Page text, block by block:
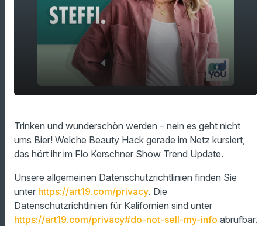
play_arrow
00:00 01:28
Trinken und wunderschön werden – nein es geht nicht
ums Bier! Welche Beauty Hack gerade im Netz kursiert,
das hört ihr im Flo Kerschner Show Trend Update.
Unsere allgemeinen Datenschutzrichtlinien finden Sie
unter https://art19.com/privacy. Die
Datenschutzrichtlinien für Kalifornien sind unter
https://art19.com/privacy#do-not-sell-my-info abrufbar.